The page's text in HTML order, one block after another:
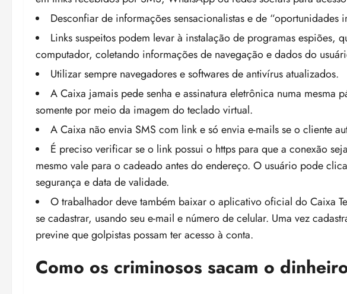
Desconfiar de informações sensacionalistas e de “oportunidades
Links suspeitos podem levar à instalação de programas espiões,
computador, coletando informações de navegação e dados do
Utilizar sempre navegadores e softwares de antivírus atualizados.
A Caixa jamais pede senha e assinatura eletrônica numa mesma
somente por meio da imagem do teclado virtual.
A Caixa não envia SMS com link e só envia e-mails se o cliente
É preciso verificar se o link possui o https para que a conexão
mesmo vale para o cadeado antes do endereço. O usuário pode
segurança e data de validade.
O trabalhador deve também baixar o aplicativo oficial do Caixa
se cadastrar, usando seu e-mail e número de celular. Uma vez
previne que golpistas possam ter acesso à conta.
Como os criminosos sacam o